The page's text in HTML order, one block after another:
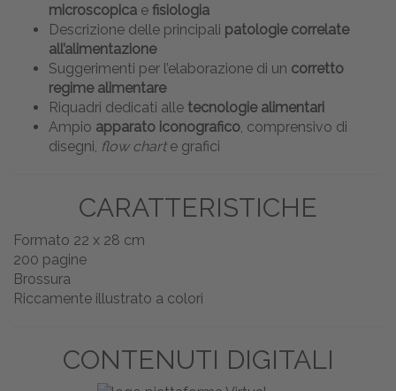
microscopica e fisiologia
Descrizione delle principali patologie correlate
all’alimentazione
Suggerimenti per l’elaborazione di un corretto
regime alimentare
Riquadri dedicati alle tecnologie alimentari
Ampio apparato iconografico , comprensivo di
disegni, flow charte grafici
CARATTERISTICHE
Formato 22 x 28 cm
200 pagine
Brossura
Riccamente illustrato a colori
CONTENUTI DIGITALI